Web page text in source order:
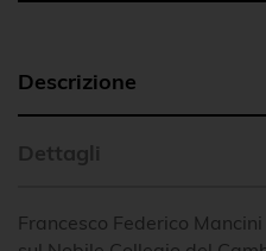
Descrizione
Dettagli
Francesco Federico